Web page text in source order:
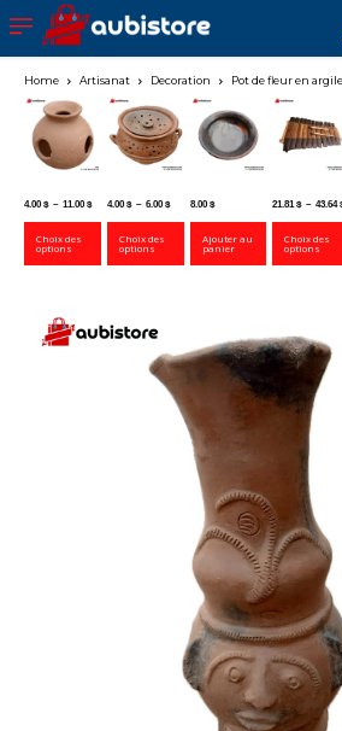
Home Artisanat Decoration Pot de fleur en argile
4.00 $ – 11.00 $Plage
à
Choix des
options
4.00 $ – 6.00 $Plage
à
Choix des
options
8.00 $
Ajouter au
panier
21.81$ – 43.64
Choix des
options